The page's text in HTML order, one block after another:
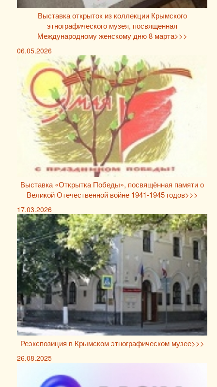
Выставка открыток из коллекции Крымского
этнографического музея, посвященная
Международному женскому дню 8 марта>>>
06.05.2026
Выставка «Открытка Победы», посвящённая памяти о
Великой Отечественной войне 1941-1945 годов>>>
17.03.2026
Реэкспозиция в Крымском этнографическом музее>>>
26.08.2025